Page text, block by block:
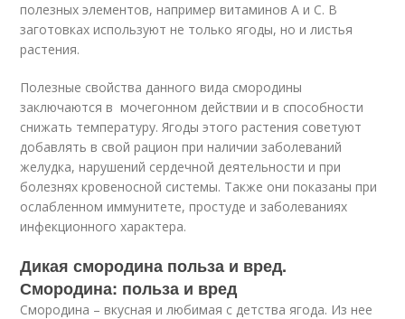
полезных элементов, например витаминов А и С. В
заготовках используют не только ягоды, но и листья
растения.
Полезные свойства данного вида смородины
заключаются в мочегонном действии и в способности
снижать температуру. Ягоды этого растения советуют
добавлять в свой рацион при наличии заболеваний
желудка, нарушений сердечной деятельности и при
болезнях кровеносной системы. Также они показаны при
ослабленном иммунитете, простуде и заболеваниях
инфекционного характера.
Дикая смородина польза и вред.
Смородина: польза и вред
Смородина – вкусная и любимая с детства ягода. Из нее